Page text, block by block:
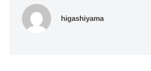
higashiyama